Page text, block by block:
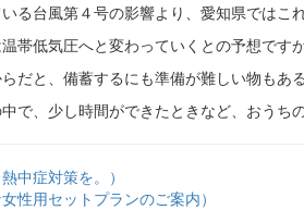
る台風第４号の影響より、愛知県ではこ
帯低気圧へと変わっていくとの予想です
だと、備蓄するにも準備が難しい物もあ
で、少し時間ができたときなど、おうち
中症対策を。）
性用セットプランのご案内）